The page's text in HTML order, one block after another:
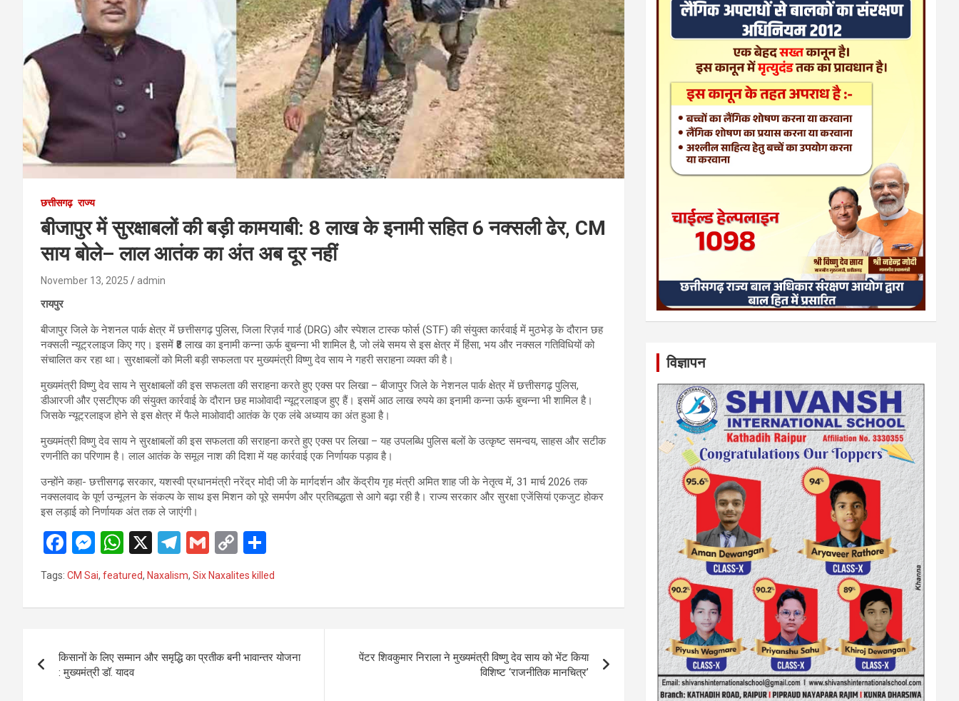
छत्तीसगढ़ राज्य
बीजापुर में सुरक्षाबलों की बड़ी कामयाबी: 8 लाख के इनामी सहित 6 नक्सली ढेर, CM
साय बोले– लाल आतंक का अंत अब दूर नहीं
November 13, 2025 admin
रायपुर
बीजापुर जिले के नेशनल पार्क क्षेत्र में छत्तीसगढ़ पुलिस, जिला रिज़र्व गार्ड (DRG) और स्पेशल टास्क फोर्स (STF) की संयुक्त कार्रवाई में मुठभेड़ के दौरान छह
नक्सली न्यूट्रलाइज किए गए। इसमें ₹8 लाख का इनामी कन्ना ऊर्फ बुचन्ना भी शामिल है, जो लंबे समय से इस क्षेत्र में हिंसा, भय और नक्सल गतिविधियों को
संचालित कर रहा था। सुरक्षाबलों को मिली बड़ी सफलता पर मुख्यमंत्री विष्णु देव साय ने गहरी सराहना व्यक्त की है।
मुख्यमंत्री विष्णु देव साय ने सुरक्षाबलों की इस सफलता की सराहना करते हुए एक्स पर लिखा – बीजापुर जिले के नेशनल पार्क क्षेत्र में छत्तीसगढ़ पुलिस,
डीआरजी और एसटीएफ की संयुक्त कार्रवाई के दौरान छह माओवादी न्यूट्रलाइज हुए हैं। इसमें आठ लाख रुपये का इनामी कन्ना ऊर्फ बुचन्ना भी शामिल है।
जिसके न्यूट्रलाइज होने से इस क्षेत्र में फैले माओवादी आतंक के एक लंबे अध्याय का अंत हुआ है।
मुख्यमंत्री विष्णु देव साय ने सुरक्षाबलों की इस सफलता की सराहना करते हुए एक्स पर लिखा – यह उपलब्धि पुलिस बलों के उत्कृष्ट समन्वय, साहस और सटीक
रणनीति का परिणाम है। लाल आतंक के समूल नाश की दिशा में यह कार्रवाई एक निर्णायक पड़ाव है।
उन्होंने कहा- छत्तीसगढ़ सरकार, यशस्वी प्रधानमंत्री नरेंद्र मोदी जी के मार्गदर्शन और केंद्रीय गृह मंत्री अमित शाह जी के नेतृत्व में, 31 मार्च 2026 तक
नक्सलवाद के पूर्ण उन्मूलन के संकल्प के साथ इस मिशन को पूरे समर्पण और प्रतिबद्धता से आगे बढ़ा रही है। राज्य सरकार और सुरक्षा एजेंसियां एकजुट होकर
इस लड़ाई को निर्णायक अंत तक ले जाएंगी।
F
a
ce
b
o
k
M
es
se
n
er
W
at
s
p
p
X
T
el
e
gr
m
G
m
ail
C
py
Li
k
h
ar
e
Tags: CM Sai, featured, Naxalism, Six Naxalites killed
navigation
किसानों के लिए सम्मान और समृद्धि का प्रतीक बनी भावान्तर योजना
: मुख्यमंत्री डॉ. यादव
पेंटर शिवकुमार निराला ने मुख्यमंत्री विष्णु देव साय को भेंट किया
विशिष्ट ‘राजनीतिक मानचित्र’
विज्ञापन